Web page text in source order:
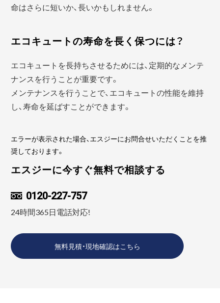
命はさらに短いか、長いかもしれません。
エコキュートの寿命を長く保つには？
エコキュートを長持ちさせるためには、定期的なメンテ
ナンスを行うことが重要です。
メンテナンスを行うことで、エコキュートの性能を維持
し、寿命を延ばすことができます。
エラーが表示された場合、エスジーにお問合せいただくことを推
奨しております。
エスジーに今すぐ無料で相談する
0120-227-757
24時間365日電話対応!
無料見積・現地確認はこちら